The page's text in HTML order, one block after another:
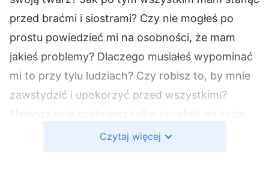
przed braćmi i siostrami? Czy nie mogłeś po
prostu powiedzieć mi na osobności, że mam
jakieś problemy? Dlaczego musiałeś wypominać
mi to przy tylu ludziach? Czy robisz to, by mnie
zawstydzić i upokorzyć przed wszystkimi?
Najwyraźniej próbujesz tylko utrudnić mi życie.
Jeśli nie pokażę ci, kto tu rządzi, będziesz
Czytaj więcej